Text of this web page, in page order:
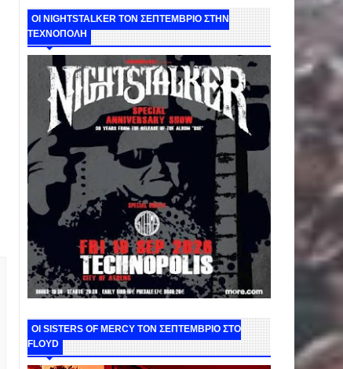
ΟΙ NIGHTSTALKER ΤΟΝ ΣΕΠΤΕΜΒΡΙΟ ΣΤΗΝ
ΤΕΧΝΟΠΟΛΗ
ΟΙ SISTERS OF MERCY ΤΟΝ ΣΕΠΤΕΜΒΡΙΟ ΣΤΟ
FLOYD